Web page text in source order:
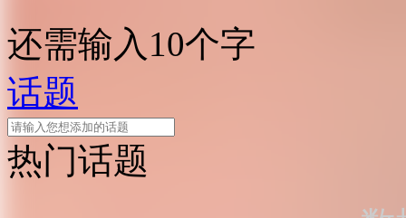
还需输入10个字
话题
热门话题